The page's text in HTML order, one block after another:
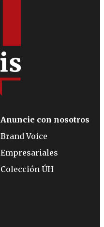
Anuncie con nosotros
Brand Voice
Empresariales
Colección ÚH